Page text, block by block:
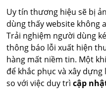
Uy tín thương hiệu sẽ bị
dùng thấy website không
Trải nghiệm người dùng
thông báo lỗi xuất hiện
hàng mất niềm tin. Một
để khắc phục và xây
so với việc duy trìcập